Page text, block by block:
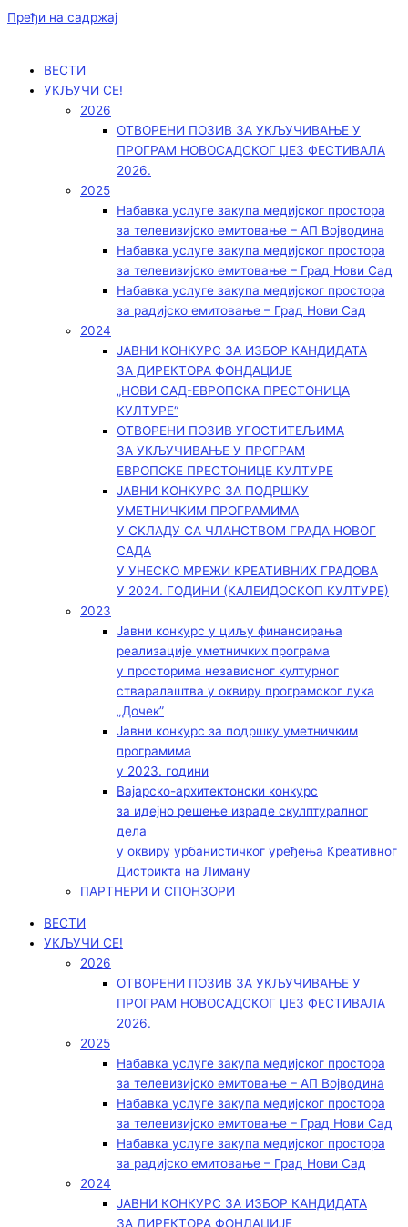
Пређи на садржај
ВЕСТИ
УКЉУЧИ СЕ!
2026
ОТВОРЕНИ ПОЗИВ ЗА УКЉУЧИВАЊЕ У
ПРОГРАМ НОВОСАДСКОГ ЏЕЗ ФЕСТИВАЛА
2026.
2025
Набавка услуге закупа медијског простора
за телевизијско емитовање – АП Војводинa
Набавка услуге закупа медијског простора
за телевизијско емитовање – Град Нови Сад
Набавка услуге закупа медијског простора
за радијско емитовање – Град Нови Сад
2024
ЈАВНИ КОНКУРС ЗА ИЗБОР КАНДИДАТА
ЗА ДИРЕКТОРА ФОНДАЦИЈЕ
„НОВИ САД-ЕВРОПСКА ПРЕСТОНИЦА
КУЛТУРЕ“
ОТВОРЕНИ ПОЗИВ УГОСТИТЕЉИМА
ЗА УКЉУЧИВАЊЕ У ПРОГРАМ
ЕВРОПСКЕ ПРЕСТОНИЦЕ КУЛТУРЕ
ЈАВНИ КОНКУРС ЗА ПОДРШКУ
УМЕТНИЧКИМ ПРОГРАМИМА
У СКЛАДУ СА ЧЛАНСТВОМ ГРАДА НОВОГ
САДА
У УНЕСКО МРЕЖИ КРЕАТИВНИХ ГРАДОВА
У 2024. ГОДИНИ (КАЛЕИДОСКОП КУЛТУРЕ)
2023
Јавни конкурс у циљу финансирања
реализације уметничких програма
у просторима независног културног
стваралаштва у оквиру програмског лука
„Дочек”
Јавни конкурс за подршку уметничким
програмима
у 2023. години
Вајарско-архитектонски конкурс
за идејно решење израде скулптуралног
дела
у оквиру урбанистичког уређења Креативног
Дистрикта на Лиману
ПАРТНЕРИ И СПОНЗОРИ
ВЕСТИ
УКЉУЧИ СЕ!
2026
ОТВОРЕНИ ПОЗИВ ЗА УКЉУЧИВАЊЕ У
ПРОГРАМ НОВОСАДСКОГ ЏЕЗ ФЕСТИВАЛА
2026.
2025
Набавка услуге закупа медијског простора
за телевизијско емитовање – АП Војводинa
Набавка услуге закупа медијског простора
за телевизијско емитовање – Град Нови Сад
Набавка услуге закупа медијског простора
за радијско емитовање – Град Нови Сад
2024
ЈАВНИ КОНКУРС ЗА ИЗБОР КАНДИДАТА
ЗА ДИРЕКТОРА ФОНДАЦИЈЕ